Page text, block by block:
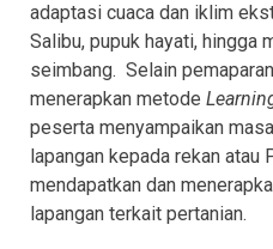
adaptasi cuaca dan iklim
Salibu, pupuk hayati, hingga
seimbang. Selain
menerapkan metode
peserta menyampaikan
lapangan kepada rekan atau
mendapatkan dan
lapangan terkait pertanian.